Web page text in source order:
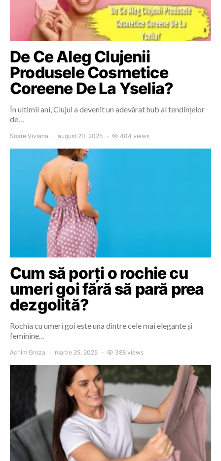
De Ce Aleg Clujenii
Produsele Cosmetice
Coreene De La Yselia?
În ultimii ani, Clujul a devenit un adevărat hub al tendințelor
de…
Soare Viviana august 20, 2025 404 views
Cum să porți o rochie cu
umeri goi fără să pară prea
dezgolită?
Rochia cu umeri goi este una dintre cele mai elegante și
feminine…
Achim Groza martie 25, 2025 388 views